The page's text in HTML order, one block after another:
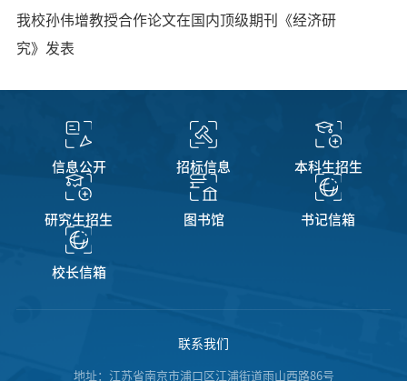
我校孙伟增教授合作论文在国内顶级期刊《经济研
究》发表
信息公开 招标信息 本科生招生
研究生招生 图书馆 书记信箱
校长信箱
联系我们
地址：江苏省南京市浦口区江浦街道雨山西路86号